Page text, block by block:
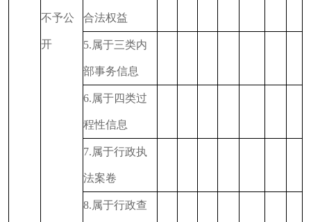
不予公
开
合法权益
5.属于三类内
部事务信息
6.属于四类过
程性信息
7.属于行政执
法案卷
8.属于行政查